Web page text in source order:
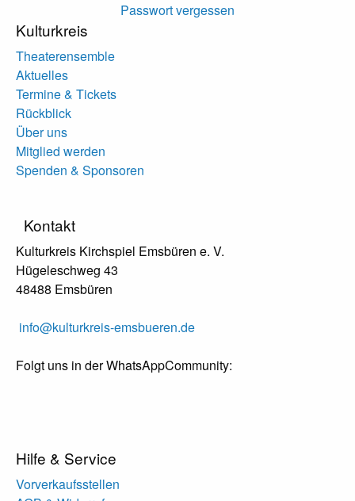
Passwort vergessen
Kulturkreis
Theaterensemble
Aktuelles
Termine & Tickets
Rückblick
Über uns
Mitglied werden
Spenden & Sponsoren
Kontakt
Kulturkreis Kirchspiel Emsbüren e. V.
Hügeleschweg 43
48488 Emsbüren
info@kulturkreis-emsbueren.de
Folgt uns in der WhatsAppCommunity:
Hilfe & Service
Vorverkaufsstellen